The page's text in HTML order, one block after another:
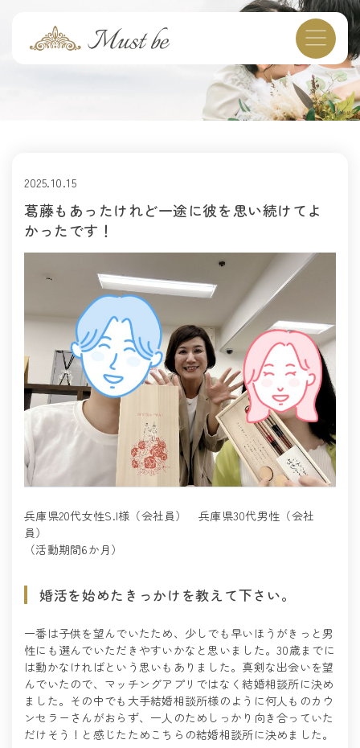
2025.10.15
葛藤もあったけれど一途に彼を思い続けてよ
かったです！
兵庫県20代女性S.I様（会社員） 兵庫県30代男性（会社
員）
（活動期間6か月）
婚活を始めたきっかけを教えて下さい。
一番は子供を望んでいたため、少しでも早いほうがきっと男
性にも選んでいただきやすいかなと思いました。30歳までに
は動かなければという思いもありました。真剣な出会いを望
んでいたので、マッチングアプリではなく結婚相談所に決め
ました。その中でも大手結婚相談所様のように何人ものカウ
ンセラーさんがおらず、一人のためしっかり向き合っていた
だけそう！と感じたためこちらの結婚相談所に決めました。